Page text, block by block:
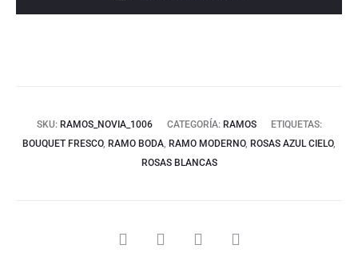
SKU: RAMOS_NOVIA_1006 CATEGORÍA: RAMOS
ETIQUETAS:
BOUQUET FRESCO, RAMO BODA, RAMO MODERNO, ROSAS AZUL CIELO,
ROSAS BLANCAS